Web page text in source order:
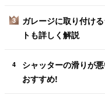
3
ガレージに取り付け
トも詳しく解説
4
シャッターの滑りが
おすすめ!